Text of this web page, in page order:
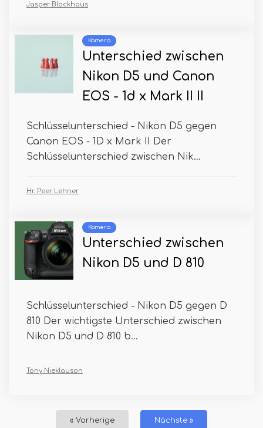
Jasper Blockhaus
Kamera
Unterschied zwischen
Nikon D5 und Canon
EOS - 1d x Mark II II
Schlüsselunterschied - Nikon D5 gegen
Canon EOS - 1D x Mark II Der
Schlüsselunterschied zwischen Nik...
Hr. Peer Lehner
Kamera
Unterschied zwischen
Nikon D5 und D 810
Schlüsselunterschied - Nikon D5 gegen D
810 Der wichtigste Unterschied zwischen
Nikon D5 und D 810 b...
Tony Nieklauson
« Vorherige Nächste »